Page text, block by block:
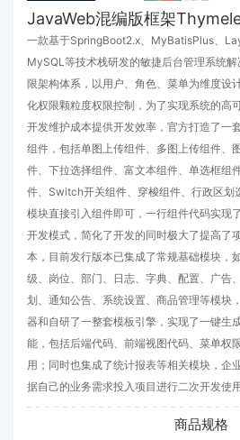
JavaWeb混编版框架
一款基于SpringBoot2.x、MyBatisPlus、
MySQL等技术栈研发的敏捷后台管理系统
限架构体系，以用户、角色、菜单为维度设
化权限颗粒度权限控制，为了实现系统的高
开发维护成本提供开发效率，官方打造了一
组件，包括单图上传组件、多图上传组件、
件、下拉选择组件、富文本组件、单选框组
件、Switch开关组件、穿梭组件、行政区划
模块直接引入组件即可，一行组件代码实现
开发模式，简化了开发的同时极大了提高了
本，目前发行版本已集成了常规基础模块，
级、岗位、部门、日志、字典、配置、广告
划、通知公告、系统设置、商品管理等模块
器和自研了一整套模板引擎，实现了一键生
能，包括后端代码、前端视图代码、菜单权
用；同时也集成了统计报表等相关模块，企
据自己的业务需求投入项目进行二次开发使
商品规格